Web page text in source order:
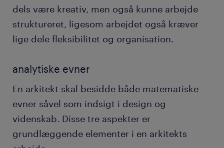
dels være kreativ, men også kunne arbejde
struktureret, ligesom arbejdet også kræver
lige dele fleksibilitet og organisation.
analytiske evner
En arkitekt skal besidde både matematiske
evner såvel som indsigt i design og
videnskab. Disse tre aspekter er
grundlæggende elementer i en arkitekts